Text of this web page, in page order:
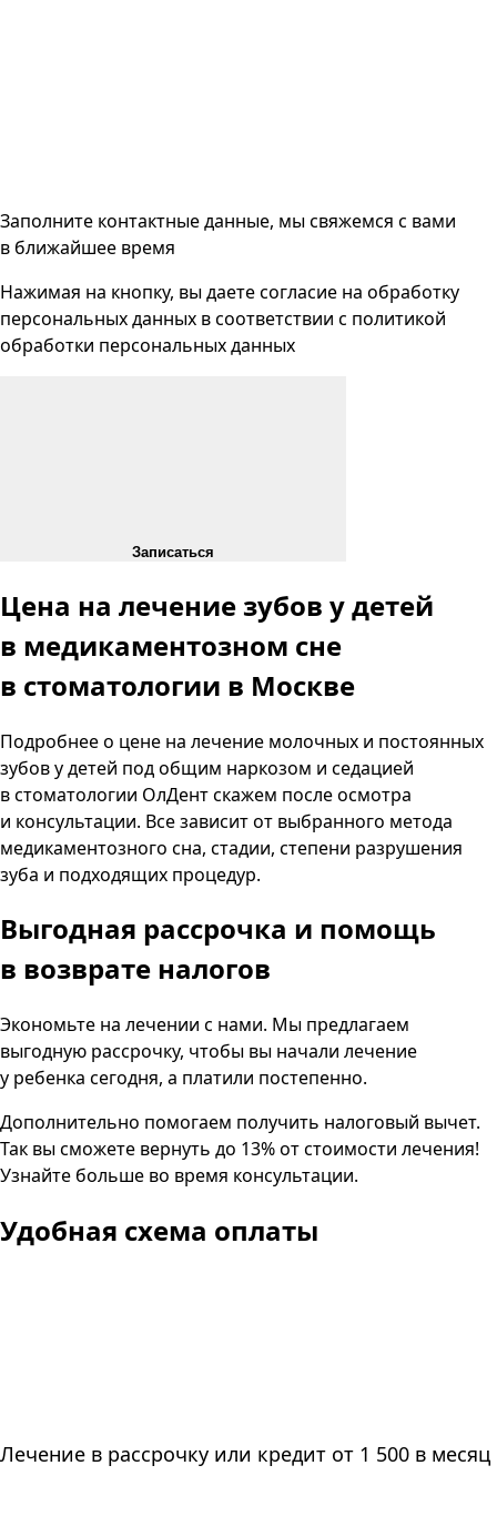
Заполните контактные данные, мы свяжемся с вами
в ближайшее время
Нажимая на кнопку, вы даете согласие на обработку
персональных данных в соответствии с политикой
обработки персональных данных
Записаться
Цена на лечение зубов у детей
в медикаментозном сне
в стоматологии в Москве
Подробнее о цене на лечение молочных и постоянных
зубов у детей под общим наркозом и седацией
в стоматологии ОлДент скажем после осмотра
и консультации. Все зависит от выбранного метода
медикаментозного сна, стадии, степени разрушения
зуба и подходящих процедур.
Выгодная рассрочка и помощь
в возврате налогов
Экономьте на лечении с нами. Мы предлагаем
выгодную рассрочку, чтобы вы начали лечение
у ребенка сегодня, а платили постепенно.
Дополнительно помогаем получить налоговый вычет.
Так вы сможете вернуть до 13% от стоимости лечения!
Узнайте больше во время консультации.
Удобная схема оплаты
Лечение в рассрочку или кредит от 1 500 в месяц